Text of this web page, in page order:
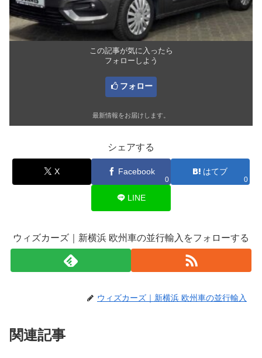
この記事が気に入ったら
フォローしよう
フォロー
最新情報をお届けします。
シェアする
X Facebook
0
はてブ
0
LINE
ウィズカーズ｜新横浜 欧州車の並行輸入をフォローする
ウィズカーズ｜新横浜 欧州車の並行輸入
関連記事